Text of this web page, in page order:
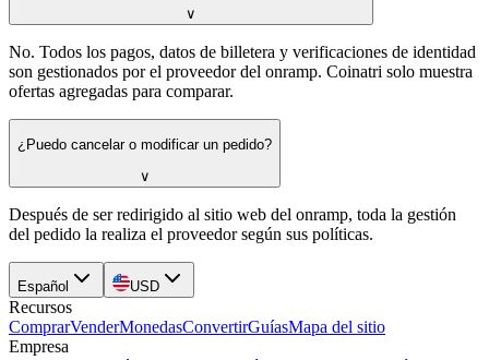
∨
No. Todos los pagos, datos de billetera y verificaciones de identidad
son gestionados por el proveedor del onramp. Coinatri solo muestra
ofertas agregadas para comparar.
¿Puedo cancelar o modificar un pedido?
∨
Después de ser redirigido al sitio web del onramp, toda la gestión
del pedido la realiza el proveedor según sus políticas.
Español USD
Recursos
ComprarVenderMonedasConvertirGuíasMapa del sitio
Empresa